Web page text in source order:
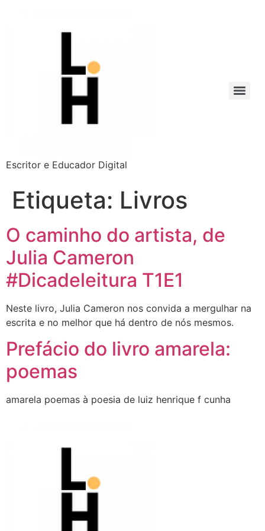
Escritor e Educador Digital
Etiqueta: Livros
O caminho do artista, de
Julia Cameron
#Dicadeleitura T1E1
Neste livro, Julia Cameron nos convida a mergulhar na
escrita e no melhor que há dentro de nós mesmos.
Prefácio do livro amarela:
poemas
amarela poemas à poesia de luiz henrique f cunha